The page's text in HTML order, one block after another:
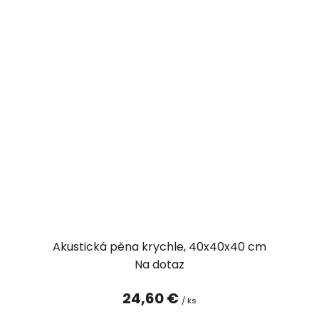
Akustická pěna krychle, 40x40x40 cm
Na dotaz
24,60 € / ks